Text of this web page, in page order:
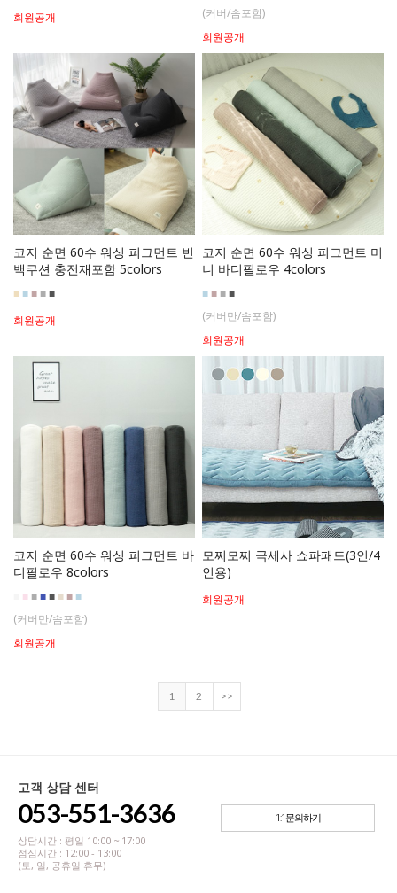
회원공개
(커버/솜포함)
회원공개
코지 순면 60수 워싱 피그먼트 빈
백쿠션 충전재포함 5colors
■ ■■ ■■
회원공개
코지 순면 60수 워싱 피그먼트 미
니 바디필로우 4colors
■■ ■■
(커버만/솜포함)
회원공개
코지 순면 60수 워싱 피그먼트 바
디필로우 8colors
■ ■■■ ■■ ■
(커버만/솜포함)
회원공개
모찌모찌 극세사 쇼파패드(3인/4
인용)
회원공개
1 2 >>
고객 상담 센터
053-551-3636
상담시간 : 평일 10:00 ~ 17:00
점심시간 : 12:00 - 13:00
(토, 일, 공휴일 휴무)
1:1문의하기